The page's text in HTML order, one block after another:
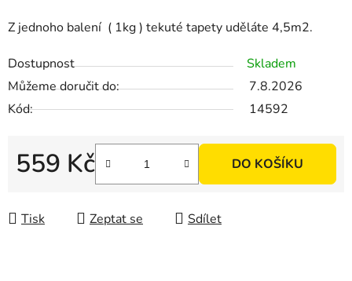
Z jednoho balení ( 1kg ) tekuté tapety uděláte 4,5m2.
Dostupnost
Skladem
Můžeme doručit do:
7.8.2026
Kód:
14592
559 Kč DO KOŠÍKU
Tisk Zeptat se Sdílet